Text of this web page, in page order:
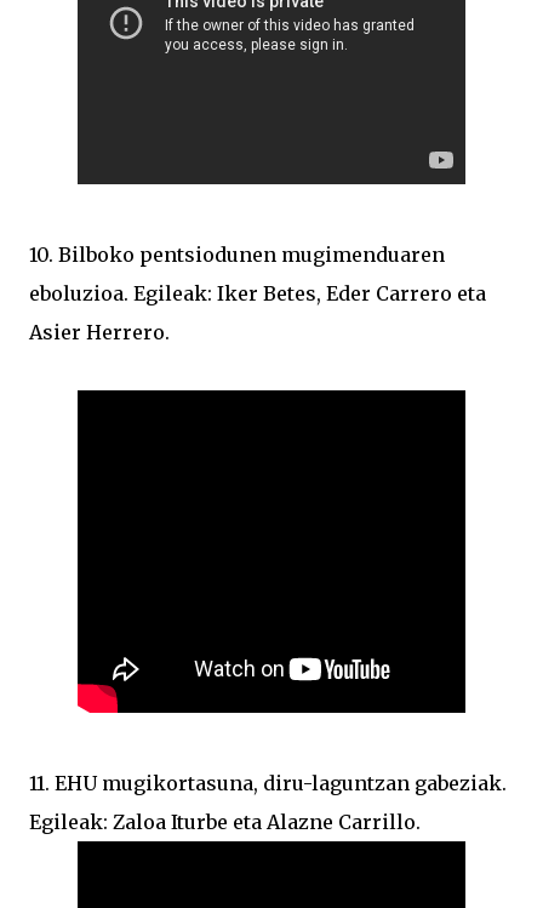
10. Bilboko pentsiodunen mugimenduaren
eboluzioa. Egileak: Iker Betes, Eder Carrero eta
Asier Herrero.
11. EHU mugikortasuna, diru-laguntzan gabeziak.
Egileak: Zaloa Iturbe eta Alazne Carrillo.